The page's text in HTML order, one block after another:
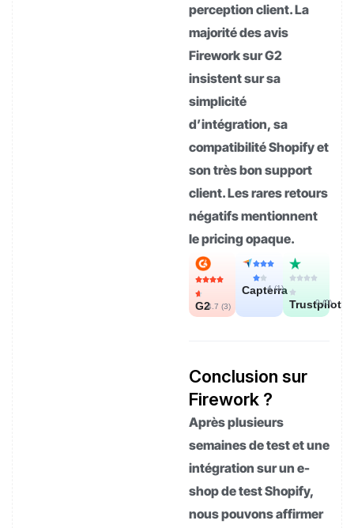
perception client. La
majorité des avis
Firework sur G2
insistent sur sa
simplicité
d’intégration, sa
compatibilité Shopify et
son très bon support
client. Les rares retours
négatifs mentionnent
le pricing opaque.
G24.7 (3)
Capterra
4 (1)
Trustpilot
0 (0)
Conclusion sur
Firework ?
Après plusieurs
semaines de test et une
intégration sur un e-
shop de test Shopify,
nous pouvons affirmer